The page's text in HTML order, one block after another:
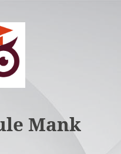
Mank